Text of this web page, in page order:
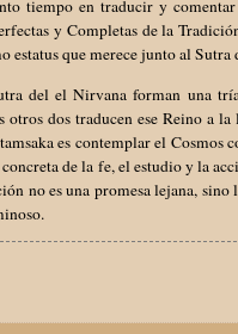
tiempo en traducir y
y Completas de la
que merece junto al
del el Nirvana forman una
dos traducen ese Reino a
es contemplar el Cosmos
de la fe, el estudio y la
no es una promesa lejana,